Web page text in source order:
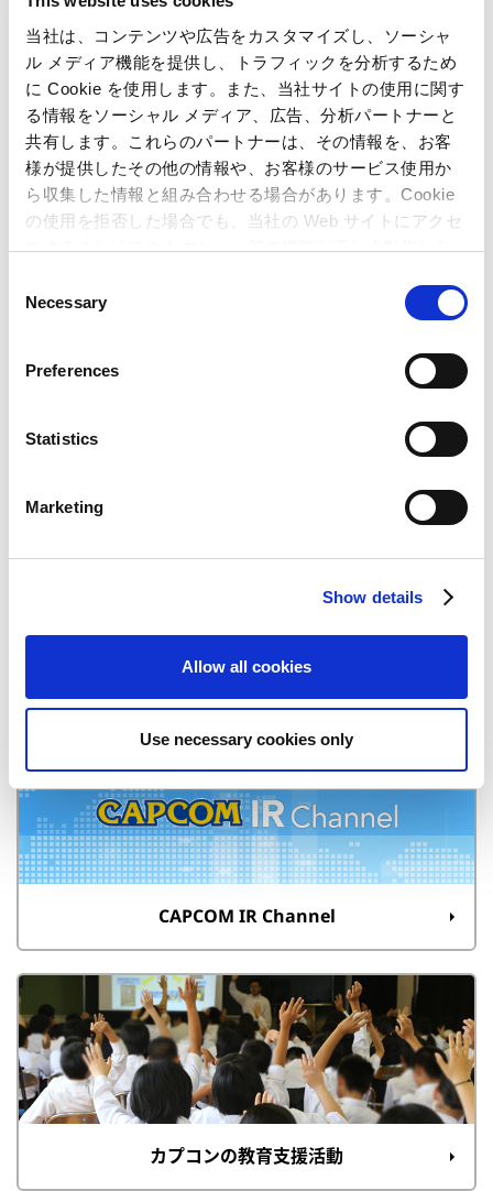
当社は、コンテンツや広告をカスタマイズし、ソーシャ
ル メディア機能を提供し、トラフィックを分析するため
に Cookie を使用します。また、当社サイトの使用に関す
る情報をソーシャル メディア、広告、分析パートナーと
共有します。これらのパートナーは、その情報を、お客
様が提供したその他の情報や、お客様のサービス使用か
ら収集した情報と組み合わせる場合があります。Cookie
の使用を拒否した場合でも、当社の Web サイトにアクセ
スすることはできますが、一部の機能が正しく動作しな
Necessary
Preferences
Statistics
Marketing
Show details
Allow all cookies
Use necessary cookies only
関連記事
カプコン、Microsoftの次世代ゲーム機「Xbox One®」
向けに第1弾タイトル『デッドライジング3』を投入！
～ グローバル向け大ヒットシリーズの最新作を、新型
ハード発売と同時に供給！ ～
カプコンの『デッドライジング２』が200万本を突破！
～ 海外開発会社との共同開発によりシリーズ初のダブ
ルミリオンを達成！～
カプコンのXbox 360™ 向け新作タイトル『デッドライ
ジング』が100万本を突破
決算短信
CAPCOM IR Channel
カプコンの教育支援活動